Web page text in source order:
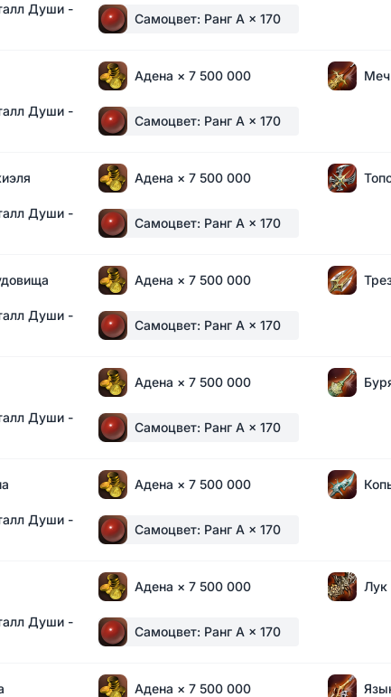
Души -
Самоцвет: Ранг A × 170
Адена × 7 500 000
Души -
Самоцвет: Ранг A × 170
Адена × 7 500 000
Души -
Самоцвет: Ранг A × 170
Адена × 7 500 000
Души -
Самоцвет: Ранг A × 170
Адена × 7 500 000
Души -
Самоцвет: Ранг A × 170
Адена × 7 500 000
Души -
Самоцвет: Ранг A × 170
Адена × 7 500 000
Души -
Самоцвет: Ранг A × 170
Адена × 7 500 000